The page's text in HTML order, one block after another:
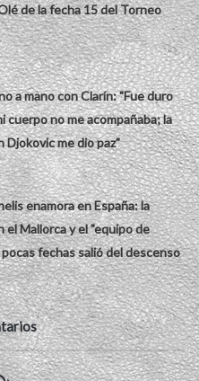
de la fecha 15 del Torneo
a mano con Clarín: "Fue duro
cuerpo no me acompañaba; la
Djokovic me dio paz"
enamora en España: la
el Mallorca y el "equipo de
fechas salió del descenso